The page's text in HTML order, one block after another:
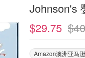
Johnson's
$29.75
Amazon澳洲亚马逊